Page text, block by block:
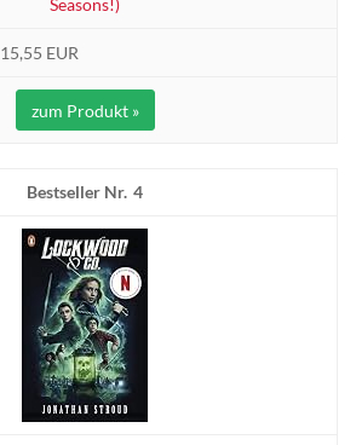
15,55 EUR
zum Produkt »
4